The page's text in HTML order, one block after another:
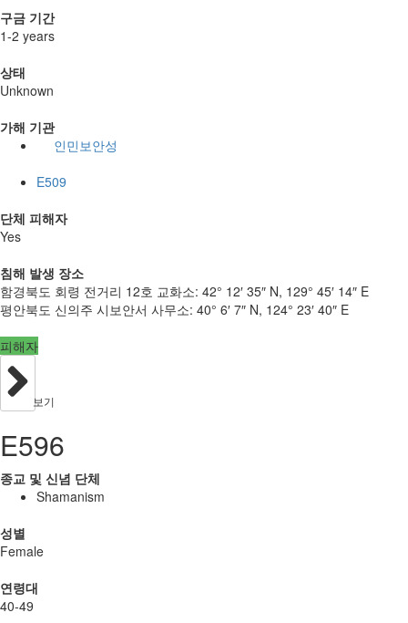
구금 기간
1-2 years
상태
Unknown
가해 기관
인민보안성
E509
단체 피해자
Yes
침해 발생 장소
함경북도 회령 전거리 12호 교화소: 42° 12′ 35″ N, 129° 45′ 14″ E
평안북도 신의주 시보안서 사무소: 40° 6′ 7″ N, 124° 23′ 40″ E
피해자
보기
E596
종교 및 신념 단체
Shamanism
성별
Female
연령대
40-49